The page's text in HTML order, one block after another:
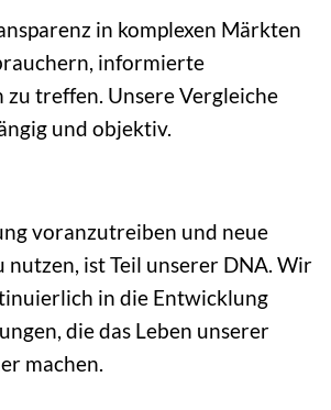
in komplexen Märkten
informierte
zu treffen. Unsere Vergleiche
und objektiv.
voranzutreiben und neue
nutzen, ist Teil unserer DNA. Wir
in die Entwicklung
die das Leben unserer
machen.